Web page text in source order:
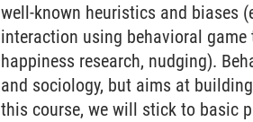
well-known heuristics and biases
interaction using behavioral
happiness research, nudging).
and sociology, but aims at
this course, we will stick to basic